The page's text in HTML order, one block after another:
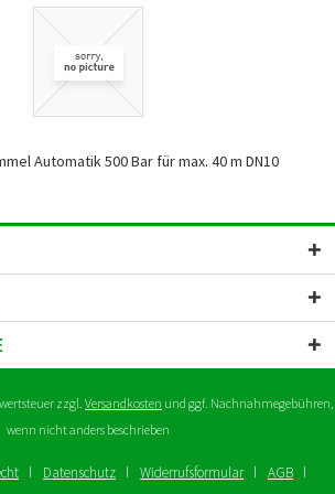
Automatik 500 Bar für max. 40 m DN10
zzgl. Versandkosten und ggf. Nachnahmegebühren,
wenn nicht anders beschrieben
Datenschutz Widerrufsformular AGB